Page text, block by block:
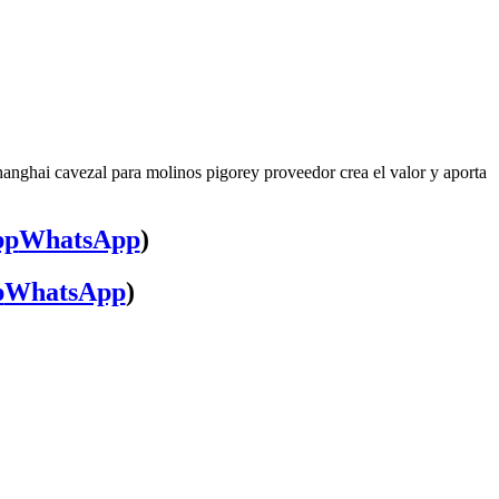
cavezal para molinos pigorey proveedor crea el valor y aporta
WhatsApp)
WhatsApp)